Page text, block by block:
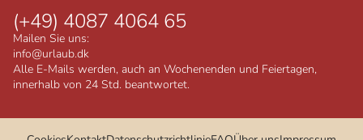
(+49) 4087 4064 65
Mailen Sie uns:
info@urlaub.dk
Alle E-Mails werden, auch an Wochenenden und Feiertagen,
innerhalb von 24 Std. beantwortet.